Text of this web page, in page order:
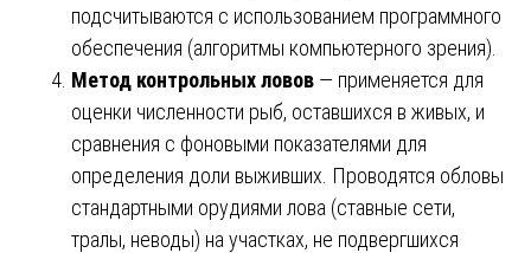
подсчитываются с использованием программного
обеспечения (алгоритмы компьютерного зрения).
Метод контрольных ловов — применяется для
оценки численности рыб, оставшихся в живых, и
сравнения с фоновыми показателями для
определения доли выживших. Проводятся обловы
стандартными орудиями лова (ставные сети,
тралы, неводы) на участках, не подвергшихся